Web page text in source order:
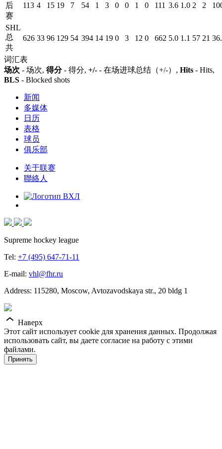
后
赛
113 4 15 19 7 54 1 3 0 0 1 0 111 3.6 1.0 2 2
SHL
总
共
626 33 96 129 54 394 14 19 0 3 12 0 662 5.0 1.1 57 21
词汇表
场次 - 场次, 得分- 得分, +/- - 在场进球总结（+/-）, Hits - Hits,
BLS - Blocked shots
新闻
多媒体
日历
表格
球员
俱乐部
关于联赛
聯絡人
Supreme hockey league
Tel: +7 (495) 647-71-11
E-mail: vhl@fhr.ru
Address: 115280, Moscow, Avtozavodskaya str., 20 bldg 1
Наверх
Этот сайт использует cookie для хранения данных. Продолжая
использовать сайт, вы даете согласие на работу с этими
файлами.
Принять